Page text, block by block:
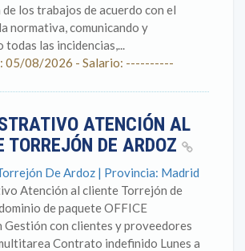
de los trabajos de acuerdo con el
normativa, comunicando y
todas las incidencias,...
05/08/2026 - Salario: ----------
ATENCIÓN AL
TORREJÓN DE ARDOZ
De Ardoz | Provincia: Madrid
Atención al cliente Torrejón de
de paquete OFFICE
Gestión con clientes y proveedores
Contrato indefinido Lunes a